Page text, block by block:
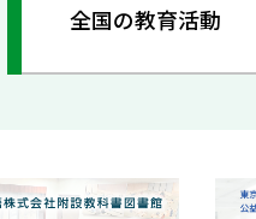
全国の教育活動